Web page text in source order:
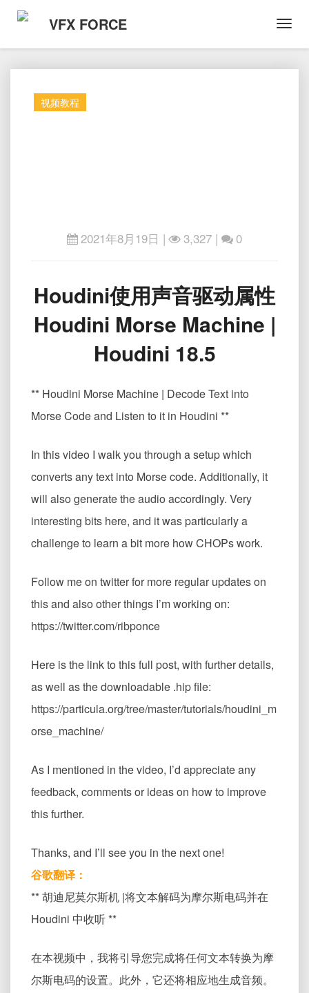
VFX FORCE
视频教程
2021年8月19日 | 3,327 | 0
Houdini
使
用
声
音
驱
属
性
Houdini
Machine
Houdini
18.5
Houdini使用声音驱动属性
Houdini Morse Machine |
Houdini 18.5
** Houdini Morse Machine | Decode Text into
Morse Code and Listen to it in Houdini **
In this video I walk you through a setup which
converts any text into Morse code. Additionally, it
will also generate the audio accordingly. Very
interesting bits here, and it was particularly a
challenge to learn a bit more how CHOPs work.
Follow me on twitter for more regular updates on
this and also other things I’m working on:
https://twitter.com/ribponce
Here is the link to this full post, with further details,
as well as the downloadable .hip file:
https://particula.org/tree/master/tutorials/houdini_m
orse_machine/
As I mentioned in the video, I’d appreciate any
feedback, comments or ideas on how to improve
this further.
Thanks, and I’ll see you in the next one!
谷歌翻译：
** 胡迪尼莫尔斯机 |将文本解码为摩尔斯电码并在
Houdini 中收听 **
在本视频中，我将引导您完成将任何文本转换为摩
尔斯电码的设置。此外，它还将相应地生成音频。